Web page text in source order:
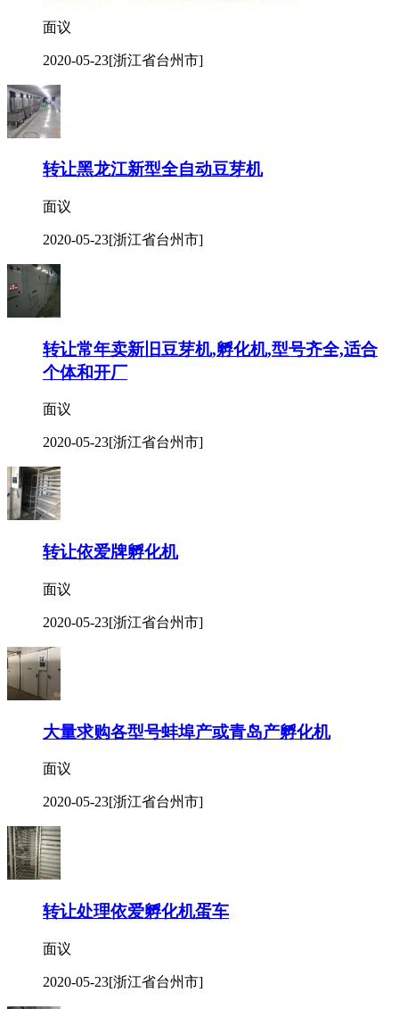
面议
2020-05-23[浙江省台州市]
转让黑龙江新型全自动豆芽机
面议
2020-05-23[浙江省台州市]
转让常年卖新旧豆芽机,孵化机,型号齐全,适合
个体和开厂
面议
2020-05-23[浙江省台州市]
转让依爱牌孵化机
面议
2020-05-23[浙江省台州市]
大量求购各型号蚌埠产或青岛产孵化机
面议
2020-05-23[浙江省台州市]
转让处理依爱孵化机蛋车
面议
2020-05-23[浙江省台州市]